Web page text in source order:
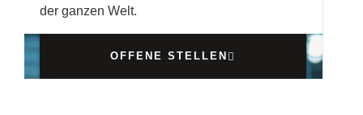
der ganzen Welt.
OFFENE STELLEN